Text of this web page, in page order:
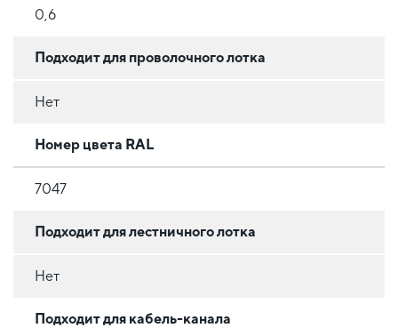
0,6
Подходит для проволочного лотка
Нет
Номер цвета RAL
7047
Подходит для лестничного лотка
Нет
Подходит для кабель-канала